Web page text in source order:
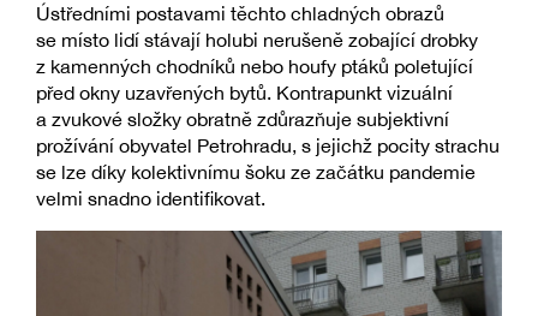
Ústředními postavami těchto chladných obrazů
se místo lidí stávají holubi nerušeně zobající drobky
z kamenných chodníků nebo houfy ptáků poletující
před okny uzavřených bytů. Kontrapunkt vizuální
a zvukové složky obratně zdůrazňuje subjektivní
prožívání obyvatel Petrohradu, s jejichž pocity strachu
se lze díky kolektivnímu šoku ze začátku pandemie
velmi snadno identifikovat.